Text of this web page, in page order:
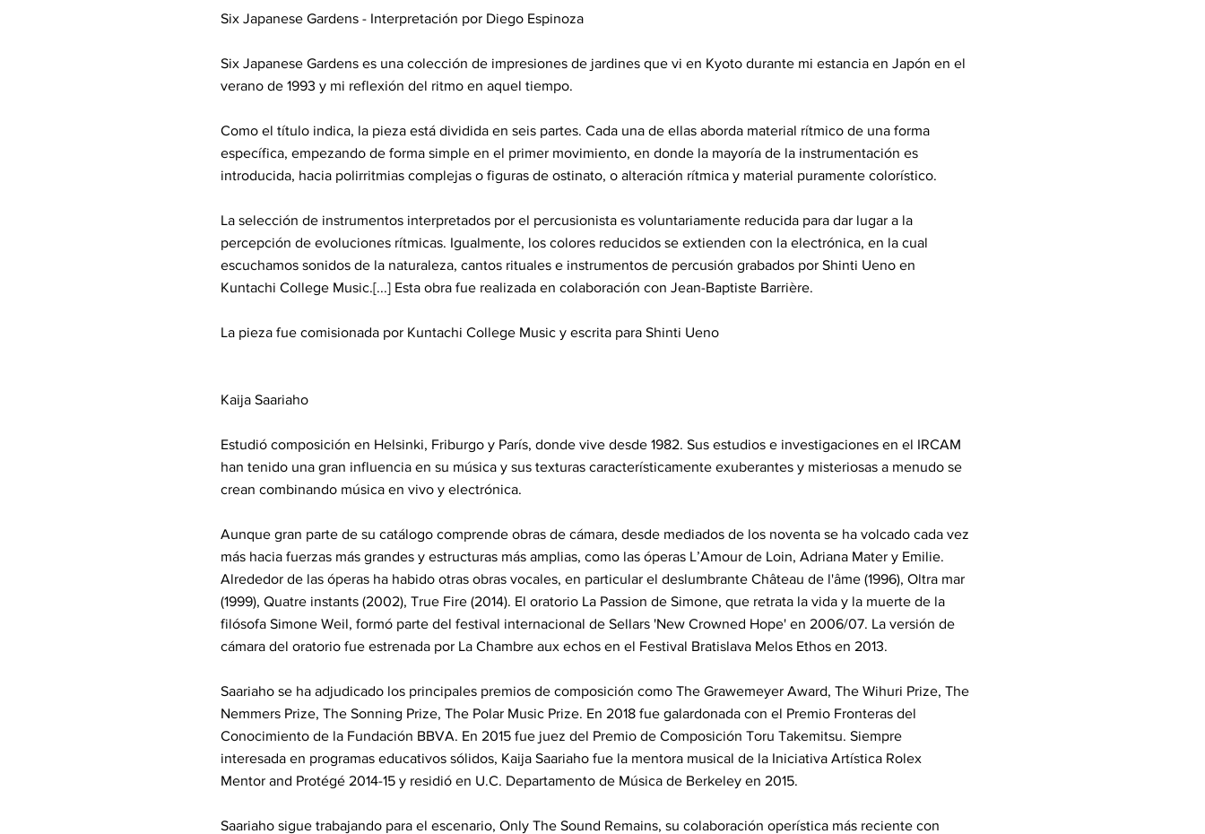
Six Japanese Gardens - Interpretación por Diego Espinoza
Six Japanese Gardens es una colección de impresiones de jardines que vi en Kyoto durante mi estancia en Japón en el
verano de 1993 y mi reflexión del ritmo en aquel tiempo.
Como el título indica, la pieza está dividida en seis partes. Cada una de ellas aborda material rítmico de una forma
específica, empezando de forma simple en el primer movimiento, en donde la mayoría de la instrumentación es
introducida, hacia polirritmias complejas o figuras de ostinato, o alteración rítmica y material puramente colorístico.
La selección de instrumentos interpretados por el percusionista es voluntariamente reducida para dar lugar a la
percepción de evoluciones rítmicas. Igualmente, los colores reducidos se extienden con la electrónica, en la cual
escuchamos sonidos de la naturaleza, cantos rituales e instrumentos de percusión grabados por Shinti Ueno en
Kuntachi College Music.[...] Esta obra fue realizada en colaboración con Jean-Baptiste Barrière.
La pieza fue comisionada por Kuntachi College Music y escrita para Shinti Ueno
Kaija Saariaho
Estudió composición en Helsinki, Friburgo y París, donde vive desde 1982. Sus estudios e investigaciones en el IRCAM
han tenido una gran influencia en su música y sus texturas característicamente exuberantes y misteriosas a menudo se
crean combinando música en vivo y electrónica.
Aunque gran parte de su catálogo comprende obras de cámara, desde mediados de los noventa se ha volcado cada vez
más hacia fuerzas más grandes y estructuras más amplias, como las óperas L’Amour de Loin, Adriana Mater y Emilie.
Alrededor de las óperas ha habido otras obras vocales, en particular el deslumbrante Château de l'âme (1996), Oltra mar
(1999), Quatre instants (2002), True Fire (2014). El oratorio La Passion de Simone, que retrata la vida y la muerte de la
filósofa Simone Weil, formó parte del festival internacional de Sellars 'New Crowned Hope' en 2006/07. La versión de
cámara del oratorio fue estrenada por La Chambre aux echos en el Festival Bratislava Melos Ethos en 2013.
Saariaho se ha adjudicado los principales premios de composición como The Grawemeyer Award, The Wihuri Prize, The
Nemmers Prize, The Sonning Prize, The Polar Music Prize. En 2018 fue galardonada con el Premio Fronteras del
Conocimiento de la Fundación BBVA. En 2015 fue juez del Premio de Composición Toru Takemitsu. Siempre
interesada en programas educativos sólidos, Kaija Saariaho fue la mentora musical de la Iniciativa Artística Rolex
Mentor and Protégé 2014-15 y residió en U.C. Departamento de Música de Berkeley en 2015.
Saariaho sigue trabajando para el escenario, Only The Sound Remains, su colaboración operística más reciente con